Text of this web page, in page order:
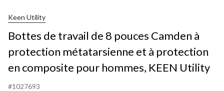
Keen Utility
Bottes de travail de 8 pouces Camden à
protection métatarsienne et à protection
en composite pour hommes, KEEN Utility
#1027693